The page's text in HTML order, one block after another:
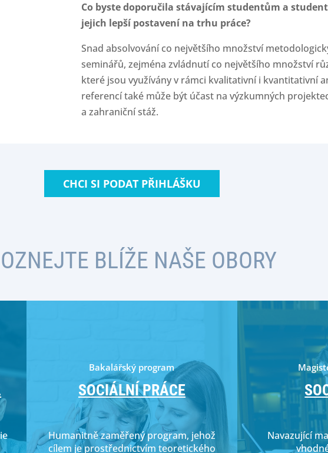
Co byste doporučila stávajícím studentům a
jejich lepší postavení na trhu práce?
Snad absolvování co největšího množství
seminářů, zejména zvládnutí co největšího množství
které jsou využívány v rámci kvalitativní i kvantitativní
referencí také může být účast na výzkumných
a zahraniční stáž.
CHCI SI PODAT PŘIHLÁŠKU
BLÍŽE NAŠE OBORY
Bakalářský program
SOCIÁLNÍ PRÁCE
Humanitně zaměřený program, jehož
cílem je prostřednictvím teoretického
Navazující